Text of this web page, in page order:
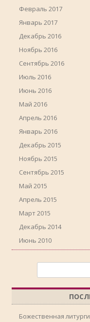
Февраль 2017
Январь 2017
Декабрь 2016
Ноябрь 2016
Сентябрь 2016
Июль 2016
Июнь 2016
Май 2016
Апрель 2016
Январь 2016
Декабрь 2015
Ноябрь 2015
Сентябрь 2015
Май 2015
Апрель 2015
Март 2015
Декабрь 2014
Июнь 2010
Божественная